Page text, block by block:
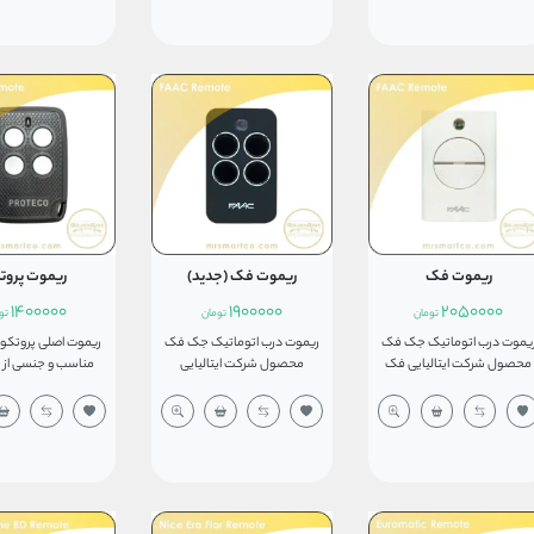
کامفورت2022ریموتی با برد
70مترواز یک باتری قلمی A27
تغذیه میکند و فرکانس کاری
می‌کشد تا ریموت جدید با برد
ست شود. قابلیت بازیابی
ریموت پاک شده از دیگر مزایای
این ریموت و همچنین برد
ریموت 50 متر به بالا در فضای
تغذیه می‌کند.
می کند و با
انواع جک
شدن
ریموت فک
2050000تومان
ریموت درب اتوماتیک جک فک
محصول شرکت ایتالیایی فک
این کمپانی سازگار است.با
ظاهری زیبا و فوق
میباشد که همچنان در ایران
ریموت فک (جدید)
1900000تومان
ریموت درب اتوماتیک جک فک
محصول شرکت ایتالیایی
مدل‌های جک این کمپانی
سازگار است. ریموت فک
همچنان در ایران زیاد مورد
ریموت
1400000
ریموت اصلی
مناسب و جنسی از
روی سیستم درب
وسیله ریموتی که